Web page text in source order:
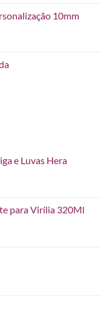
10mm
e Luvas Hera
para Virília 320Ml